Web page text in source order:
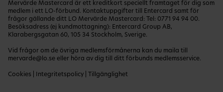
Mervärde Mastercard är ett kreditkort speciellt framtaget för dig som
medlem i ett LO-förbund. Kontaktuppgifter till Entercard samt för
frågor gällande ditt LO Mervärde Mastercard: Tel: 0771 94 94 00.
Besöksadress (ej kundmottagning): Entercard Group AB,
Klarabergsgatan 60, 105 34 Stockholm, Sverige.
Vid frågor om de övriga medlemsförmånerna kan du maila till
mervarde@lo.se eller höra av dig till ditt förbunds medlemsservice.
Cookies Integritetspolicy Tillgänglighet